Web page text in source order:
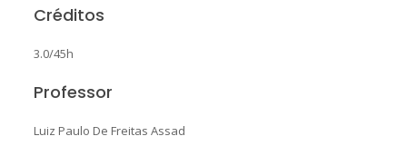
Créditos
3.0/45h
Professor
Luiz Paulo De Freitas Assad